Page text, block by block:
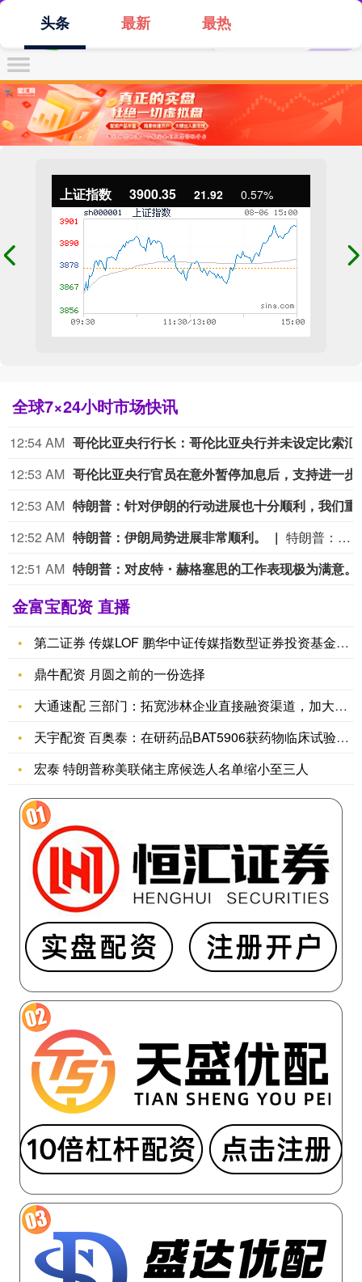
上证指数 3900.35 21.92 0.57%
全球7×24小时市场快讯
12:54 AM
12:53 AM
12:53 AM
12:52 AM 特朗普：伊朗局势进展非常顺利。
特朗普：伊朗局势进展非常顺利。
12:51 AM
金富宝配资 直播
第二证券 传媒LOF 鹏华中证传媒指数型证券投资基金(LOF
鼎牛配资 月圆之前的一份选择
大通速配 三部门：拓宽涉林企业直接融资渠道，加大林业领域资金
天宇配资 百奥泰：在研药品BAT5906获药物临床试验批准通
宏泰 特朗普称美联储主席候选人名单缩小至三人
头条 最新 最热